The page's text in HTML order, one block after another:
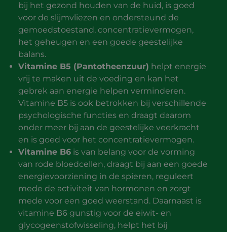
bij het gezond houden van de huid, is goed
voor de slijmvliezen en ondersteund de
gemoedstoestand, concentratievermogen,
het geheugen en een goede geestelijke
balans.
Vitamine B5 (Pantotheenzuur) helpt energie
vrij te maken uit de voeding en kan het
gebrek aan energie helpen verminderen.
Vitamine B5 is ook betrokken bij verschillende
psychologische functies en draagt daarom
onder meer bij aan de geestelijke veerkracht
en is goed voor het concentratievermogen.
Vitamine B6is van belang voor de vorming
van rode bloedcellen, draagt bij aan een goede
energievoorziening in de spieren, reguleert
mede de activiteit van hormonen en zorgt
mede voor een goed weerstand. Daarnaast is
vitamine B6 gunstig voor de eiwit- en
glycogeenstofwisseling, helpt het bij